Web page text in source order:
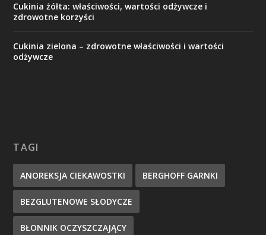
Cukinia żółta: właściwości, wartości odżywcze i
zdrowotne korzyści
Cukinia zielona – zdrowotne właściwości i wartości
odżywcze
TAGI
ANOREKSJA CIEKAWOSTKI BERGHOFF GARNKI
BEZGLUTENOWE SŁODYCZE
BŁONNIK OCZYSZCZAJĄCY